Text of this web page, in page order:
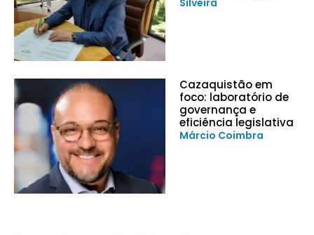
Cazaquistão em
foco: laboratório de
governança e
eficiência legislativa
Márcio Coimbra